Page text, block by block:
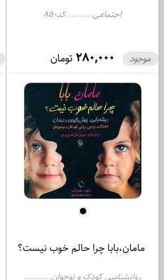
اجتماعی......... کد850
280,000 تومان موجود
مامان،بابا چرا حالم خوب نیست؟
روانشناسی کودک و نوجوان..........